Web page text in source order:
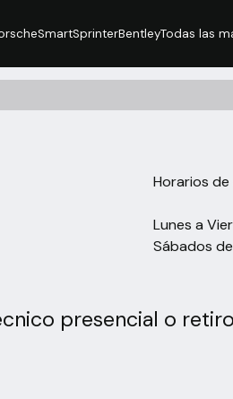
SmartSprinterBentleyTodas las
Horarios
Lunes a
Sábados
presencial o